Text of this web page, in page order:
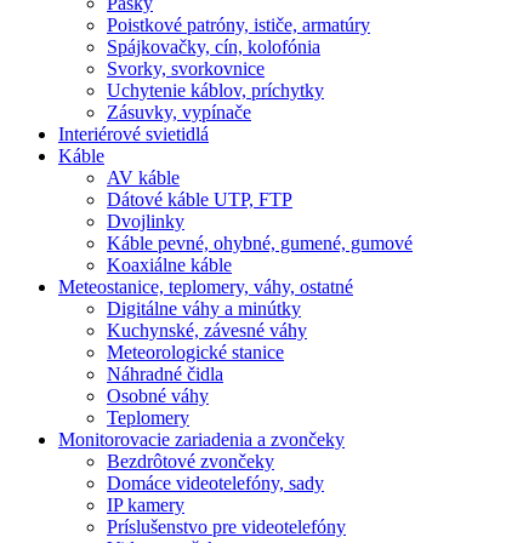
Poistkové patróny, ističe, armatúry
Spájkovačky, cín, kolofónia
Svorky, svorkovnice
Uchytenie káblov, príchytky
Zásuvky, vypínače
Interiérové svietidlá
Káble
AV káble
Dátové káble UTP, FTP
Dvojlinky
Káble pevné, ohybné, gumené, gumové
Koaxiálne káble
Meteostanice, teplomery, váhy, ostatné
Digitálne váhy a minútky
Kuchynské, závesné váhy
Meteorologické stanice
Náhradné čidla
Osobné váhy
Teplomery
Monitorovacie zariadenia a zvončeky
Bezdrôtové zvončeky
Domáce videotelefóny, sady
IP kamery
Príslušenstvo pre videotelefóny